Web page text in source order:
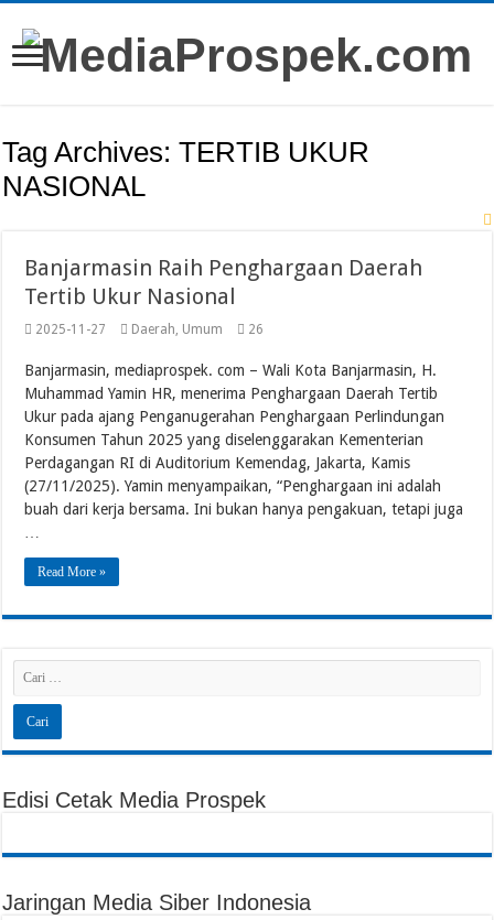
Tag Archives:TERTIB UKUR
NASIONAL
Banjarmasin Raih Penghargaan Daerah
Tertib Ukur Nasional
2025-11-27 Daerah, Umum 26
Banjarmasin, mediaprospek. com – Wali Kota Banjarmasin, H.
Muhammad Yamin HR, menerima Penghargaan Daerah Tertib
Ukur pada ajang Penganugerahan Penghargaan Perlindungan
Konsumen Tahun 2025 yang diselenggarakan Kementerian
Perdagangan RI di Auditorium Kemendag, Jakarta, Kamis
(27/11/2025). Yamin menyampaikan, “Penghargaan ini adalah
buah dari kerja bersama. Ini bukan hanya pengakuan, tetapi juga
…
Read More »
Edisi Cetak Media Prospek
Jaringan Media Siber Indonesia